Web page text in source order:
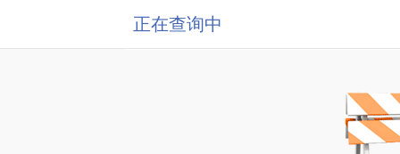
正在查询中